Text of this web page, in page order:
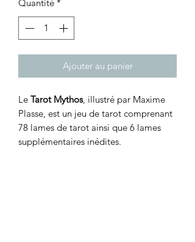
Quantité *
Ajouter au panier
Le Tarot Mythos, illustré par Maxime
Plasse, est un jeu de tarot comprenant
78 lames de tarot ainsi que 6 lames
supplémentaires inédites.